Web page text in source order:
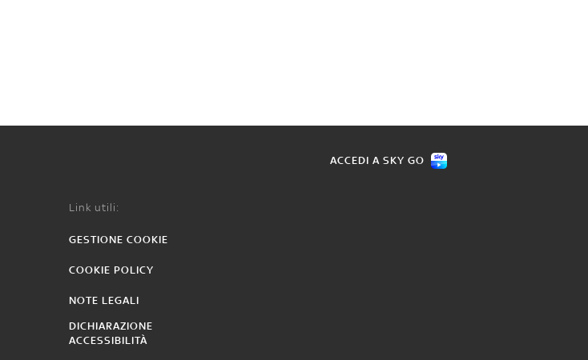
ACCEDI A SKY GO
Link utili:
GESTIONE COOKIE
COOKIE POLICY
NOTE LEGALI
DICHIARAZIONE
ACCESSIBILITÀ